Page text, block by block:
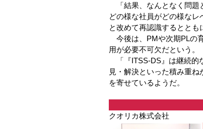
「結果、なんとなく問題
どの様な社員がどの様な
と改めて再認識するととも
今後は、PMや次期PLの
用が必要不可欠だという。
「『ITSS-DS』は継続的
見・解決といった積み重
を寄せているようだ。
クオリカ株式会社